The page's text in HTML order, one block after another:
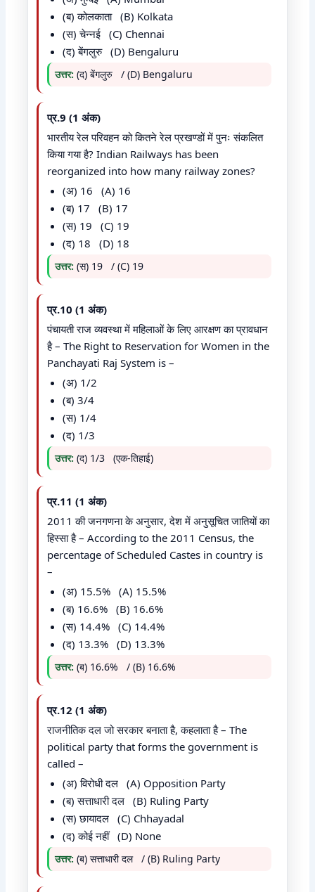
(ब) कोलकाता (B) Kolkata
(स) चेन्नई (C) Chennai
(द) बेंगलुरु (D) Bengaluru
उत्तर: (द) बेंगलुरु / (D) Bengaluru
प्र.9 (1 अंक)
भारतीय रेल परिवहन को कितने रेल प्रखण्डों में पुनः संकलित
किया गया है? Indian Railways has been
reorganized into how many railway zones?
(अ) 16 (A) 16
(ब) 17 (B) 17
(स) 19 (C) 19
(द) 18 (D) 18
उत्तर: (स) 19 / (C) 19
प्र.10 (1 अंक)
पंचायती राज व्यवस्था में महिलाओं के लिए आरक्षण का प्रावधान
है – The Right to Reservation for Women in the
Panchayati Raj System is –
(अ) 1/2
(ब) 3/4
(स) 1/4
(द) 1/3
उत्तर: (द) 1/3 (एक-तिहाई)
प्र.11 (1 अंक)
2011 की जनगणना के अनुसार, देश में अनुसूचित जातियों का
हिस्सा है – According to the 2011 Census, the
percentage of Scheduled Castes in country is
–
(अ) 15.5% (A) 15.5%
(ब) 16.6% (B) 16.6%
(स) 14.4% (C) 14.4%
(द) 13.3% (D) 13.3%
उत्तर: (ब) 16.6% / (B) 16.6%
प्र.12 (1 अंक)
राजनीतिक दल जो सरकार बनाता है, कहलाता है – The
political party that forms the government is
called –
(अ) विरोधी दल (A) Opposition Party
(ब) सत्ताधारी दल (B) Ruling Party
(स) छायादल (C) Chhayadal
(द) कोई नहीं (D) None
उत्तर: (ब) सत्ताधारी दल / (B) Ruling Party